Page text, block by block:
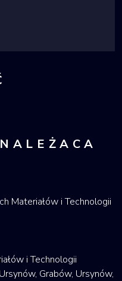
Materiałów i Technologii
i Technologii
Grabów, Ursynów,